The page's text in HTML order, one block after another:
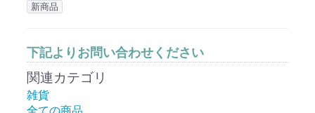
新商品
下記よりお問い合わせください
関連カテゴリ
雑貨
全ての商品